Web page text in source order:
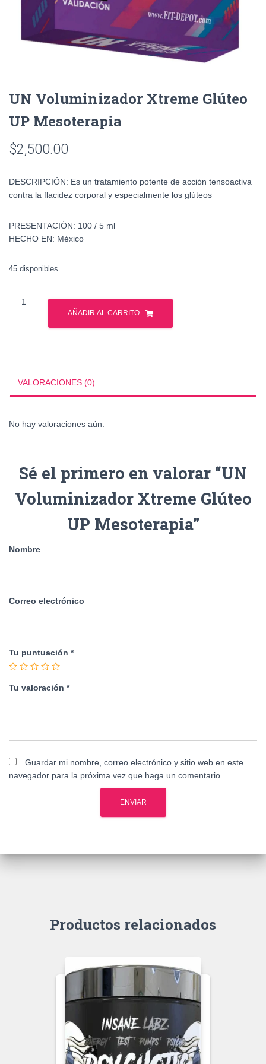
UN Voluminizador Xtreme Glúteo
UP Mesoterapia
$2,500.00
DESCRIPCIÓN: Es un tratamiento potente de acción tensoactiva
contra la flacidez corporal y especialmente los glúteos
PRESENTACIÓN: 100 / 5 ml
HECHO EN: México
45 disponibles
Voluminizador
cantidad
AÑADIR AL CARRITO
VALORACIONES (0)
No hay valoraciones aún.
Sé el primero en valorar “UN
Voluminizador Xtreme Glúteo
UP Mesoterapia”
Nombre
Correo electrónico
Tu puntuación *
Tu valoración *
Guardar mi nombre, correo electrónico y sitio web en este
navegador para la próxima vez que haga un comentario.
Productos relacionados